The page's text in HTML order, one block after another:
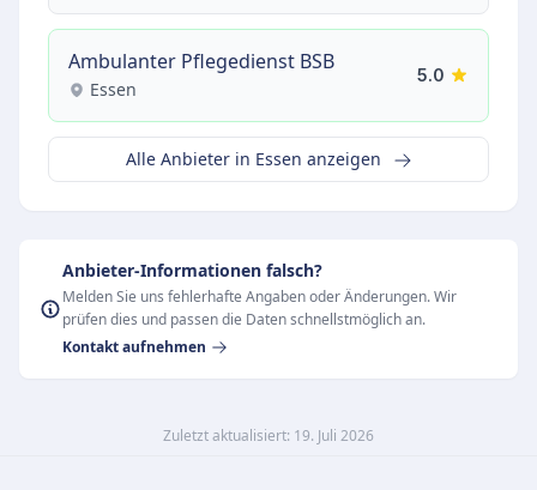
Ambulanter Pflegedienst BSB
Essen
5.0
Alle Anbieter in Essen anzeigen
Anbieter-Informationen falsch?
Melden Sie uns fehlerhafte Angaben oder Änderungen. Wir
prüfen dies und passen die Daten schnellstmöglich an.
Kontakt aufnehmen
Zuletzt aktualisiert: 19. Juli 2026